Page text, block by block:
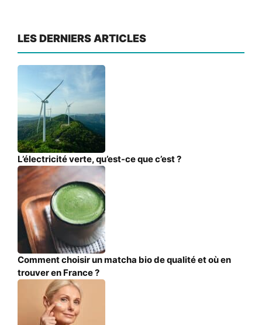
LES DERNIERS ARTICLES
L’électricité verte, qu’est-ce que c’est ?
Comment choisir un matcha bio de qualité et où en
trouver en France ?